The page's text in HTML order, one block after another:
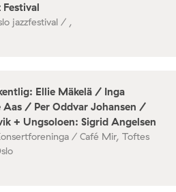
Festival
jazzfestival / ,
Ellie Mäkelä / Inga
Aas / Per Oddvar Johansen /
+ Ungsoloen: Sigrid Angelsen
/ Café Mir, Toftes